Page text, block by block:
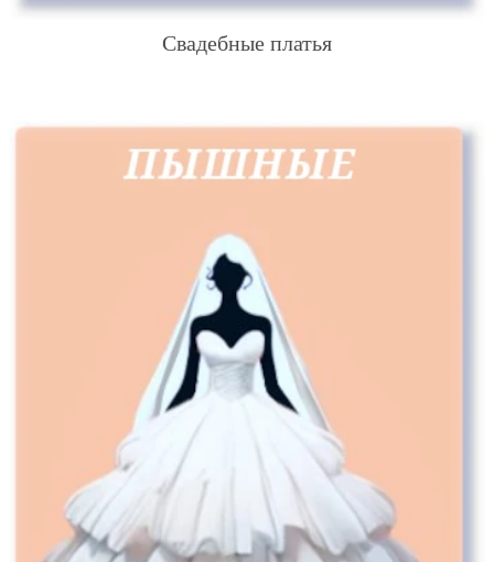
Свадебные платья